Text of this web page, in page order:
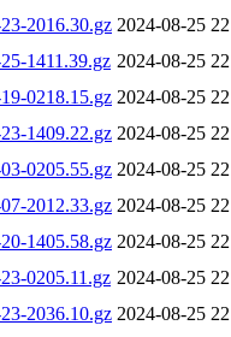
2016.30.gz 2024-08-25
1411.39.gz 2024-08-25
0218.15.gz 2024-08-25
1409.22.gz 2024-08-25
0205.55.gz 2024-08-25
2012.33.gz 2024-08-25
1405.58.gz 2024-08-25
0205.11.gz 2024-08-25
2036.10.gz 2024-08-25